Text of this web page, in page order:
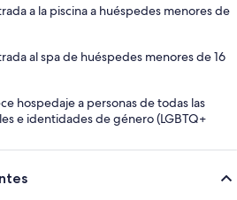
a la piscina a huéspedes menores de
al spa de huéspedes menores de 16
hospedaje a personas de todas las
e identidades de género (LGBTQ+